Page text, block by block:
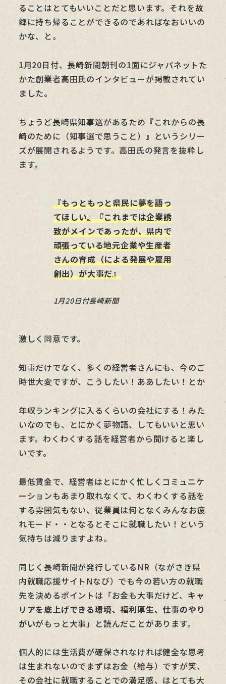
ることはとてもいいことだと思います。それを故
郷に持ち帰ることができるのであればなおいいの
かな、と。
1月20日付、長崎新聞朝刊の1面にジャパネットた
かた創業者高田氏のインタビューが掲載されてい
ました。
ちょうど長崎県知事選があるため『これからの長
崎のために（知事選で思うこと）』というシリー
ズが展開されるようです。高田氏の発言を抜粋し
ます。
『もっともっと県民に夢を語っ
てほしい』『これまでは企業誘
致がメインであったが、県内で
頑張っている地元企業や生産者
さんの育成（による発展や雇用
創出）が大事だ』
1月20日付長崎新聞
激しく同意です。
知事だけでなく、多くの経営者さんにも、今のご
時世大変ですが、こうしたい！ああしたい！とか
年収ランキングに入るくらいの会社にする！みた
いなのでも、とにかく夢物語、してもいいと思い
ます。わくわくする話を経営者から聞けると楽し
いです。
最低賃金で、経営者はとにかく忙しくコミュニケ
ーションもあまり取れなくて、わくわくする話を
する雰囲気もない、従業員は何となくみんなお疲
れモード・・となるとそこに就職したい！という
気持ちは減りますよね。
同じく長崎新聞が発行しているNR（ながさき県
内就職応援サイトNなび）でも今の若い方の就職
先を決めるポイントは「お金も大事だけど、キャ
リアを底上げできる環境、福利厚生、仕事のやり
がいがもっと大事」と読んだことがあります。
個人的には生活費が確保されなければ健全な思考
は生まれないのでまずはお金（給与）ですが笑、
その会社に就職することでの満足感、はとても大